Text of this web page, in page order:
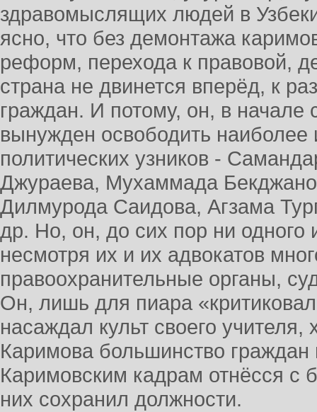
здравомыслящих людей в
ясно, что без демонтажа
реформ, перехода к правовой,
страна не двинется вперёд, к
граждан. И потому, он, в начале
вынужден освободить наиболее
политических узников -
Джураева, Мухаммада
Дилмурода Саидова, Агзама
др. Но, он, до сих пор ни одного
несмотря их и их адвокатов
правоохранительные органы,
Он, лишь для пиара
насаждал культ своего учителя,
Каримова большинство граждан
Каримовским кадрам отнёсся с
них сохранил должности.